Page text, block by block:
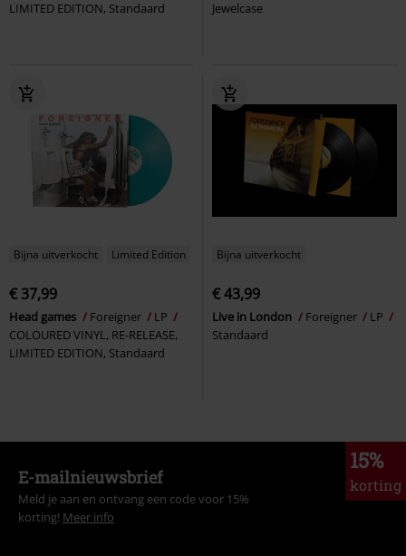
LIMITED EDITION, Standaard
Jewelcase
Bijna uitverkocht Limited Edition
€ 37,99
Head games Foreigner
LP
COLOURED VINYL, RE-RELEASE,
LIMITED EDITION, Standaard
Bijna uitverkocht
€ 43,99
Live in London Foreigner
LP
Standaard
15%
korting
E-mailnieuwsbrief
Meld je aan en ontvang een code voor 15%
korting! Meer info